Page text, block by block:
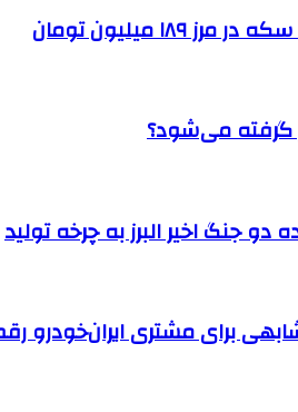
میلیون تومان
گرفته می‌شود؟
برای مشتری ایران‌خودرو